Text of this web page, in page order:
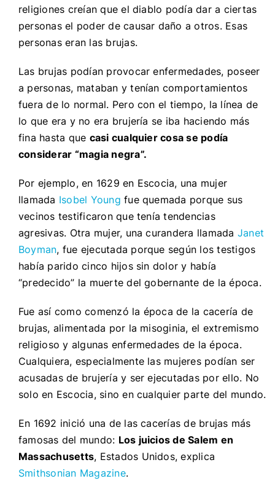
religiones creían que el diablo podía dar a ciertas
personas el poder de causar daño a otros. Esas
personas eran las brujas.
Las brujas podían provocar enfermedades, poseer
a personas, mataban y tenían comportamientos
fuera de lo normal. Pero con el tiempo, la línea de
lo que era y no era brujería se iba haciendo más
fina hasta que casi cualquier cosa se podía
considerar “magia negra”.
Por ejemplo, en 1629 en Escocia, una mujer
llamada Isobel Young fue quemada porque sus
vecinos testificaron que tenía tendencias
agresivas. Otra mujer, una curandera llamada Janet
Boyman, fue ejecutada porque según los testigos
había parido cinco hijos sin dolor y había
“predecido” la muerte del gobernante de la época.
Fue así como comenzó la época de la cacería de
brujas, alimentada por la misoginia, el extremismo
religioso y algunas enfermedades de la época.
Cualquiera, especialmente las mujeres podían ser
acusadas de brujería y ser ejecutadas por ello. No
solo en Escocia, sino en cualquier parte del mundo.
En 1692 inició una de las cacerías de brujas más
famosas del mundo: Los juicios de Salem en
Massachusetts, Estados Unidos, explica
Smithsonian Magazine.